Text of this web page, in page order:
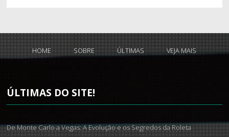
HOME SOBRE ÚLTIMAS VEJA MAIS
ÚLTIMAS DO SITE!
De Monte Carlo a Vegas: A Evolução e os Segredos da Roleta